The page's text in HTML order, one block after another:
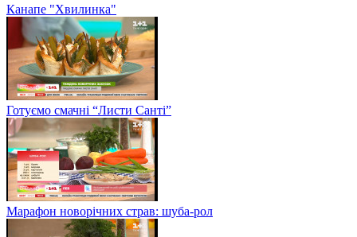
Канапе "Хвилинка"
Готуємо смачні “Листи Санті”
Марафон новорічних страв: шуба-рол